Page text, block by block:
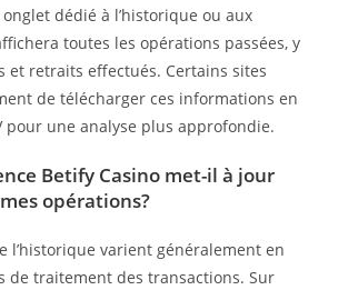
dédié à l’historique ou aux
toutes les opérations passées, y
et retraits effectués. Certains sites
de télécharger ces informations en
pour une analyse plus approfondie.
Betify Casino met-il à jour
opérations?
l’historique varient généralement en
de traitement des transactions. Sur